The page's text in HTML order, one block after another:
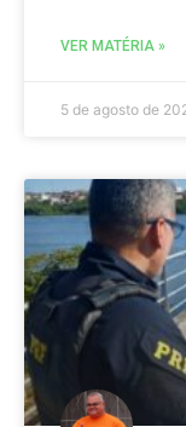
VER MATÉRIA »
5 de agosto de